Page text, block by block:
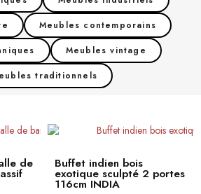
Meubles contemporains
Meubles vintage
traditionnels
de Buffet indien bois
exotique sculpté 2 portes
116cm INDIA